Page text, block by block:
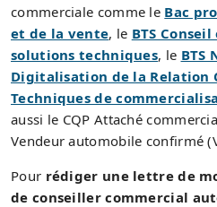
commerciale comme le Bac
et de la vente, le BTS
solutions techniques, le BTS
Digitalisation de la Relation
Techniques de
aussi le CQP Attaché
Vendeur automobile confirmé
Pour rédiger une lettre de
de conseiller commercial